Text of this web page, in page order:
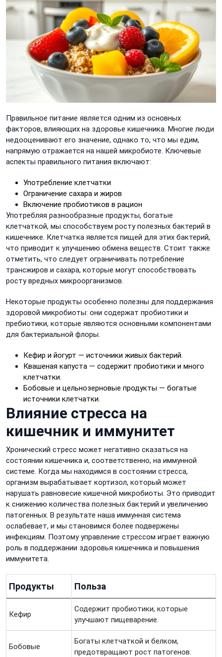
Правильное питание является одним из основных
факторов, влияющих на здоровье кишечника. Многие люди
недооценивают его значение, однако то, что мы едим,
напрямую отражается на нашей микробиоте. Ключевые
аспекты правильного питания включают:
Употребление клетчатки
Ограничение сахара и жиров
Включение пробиотиков в рацион
Употребляя разнообразные продукты, богатые
клетчаткой, мы способствуем росту полезных бактерий в
кишечнике. Клетчатка является пищей для этих бактерий,
что приводит к улучшению обмена веществ. Стоит также
отметить, что следует ограничивать потребление
трансжиров и сахара, которые могут способствовать
росту вредных микроорганизмов.
Некоторые продукты особенно полезны для поддержания
здоровой микробиоты: они содержат пробиотики и
пребиотики, которые являются основными компонентами
для бактериальной флоры.
Кефир и йогурт — источники живых бактерий.
Квашеная капуста — содержит пробиотики и много
клетчатки.
Бобовые и цельнозерновые продукты — богатые
источники клетчатки.
Влияние стресса на
кишечник и иммунитет
Хронический стресс может негативно сказаться на
состоянии кишечника и, соответственно, на иммунной
системе. Когда мы находимся в состоянии стресса,
организм вырабатывает кортизол, который может
нарушать равновесие кишечной микробиоты. Это приводит
к снижению количества полезных бактерий и увеличению
патогенных. В результате наша иммунная система
ослабевает, и мы становимся более подвержены
инфекциям. Поэтому управление стрессом играет важную
роль в поддержании здоровья кишечника и повышения
иммунитета.
Продукты Польза
Кефир
Содержит пробиотики, которые
улучшают пищеварение.
Бобовые
Богаты клетчаткой и белком,
предотвращают рост патогенов.